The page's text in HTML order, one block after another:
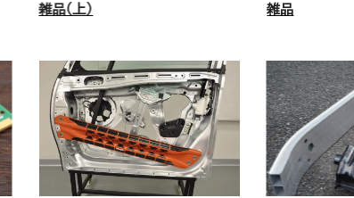
雑品 雑品